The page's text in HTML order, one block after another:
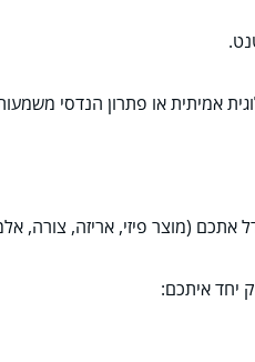
אמיתית או פתרון הנדסי
(מוצר פיזי, אריזה, צורה,
יחד איתכם: